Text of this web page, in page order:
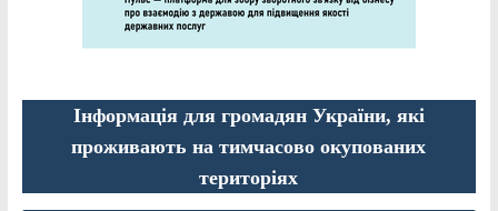
Інформація для громадян України, які
проживають на тимчасово окупованих
територіях